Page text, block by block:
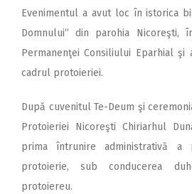
Evenimentul a avut loc în istorica
Domnului“ din parohia Nicoreşti,
Permanenţei Consiliului Eparhial
cadrul protoieriei.
După cuvenitul Te-Deum şi
Protoieriei Nicoreşti Chiriarhul
prima întrunire administrativă a
protoierie, sub conducerea
protoiereu.